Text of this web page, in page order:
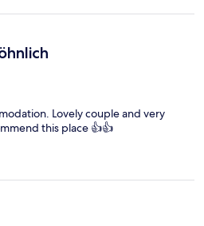
Lovely couple and very
this place 👍👍